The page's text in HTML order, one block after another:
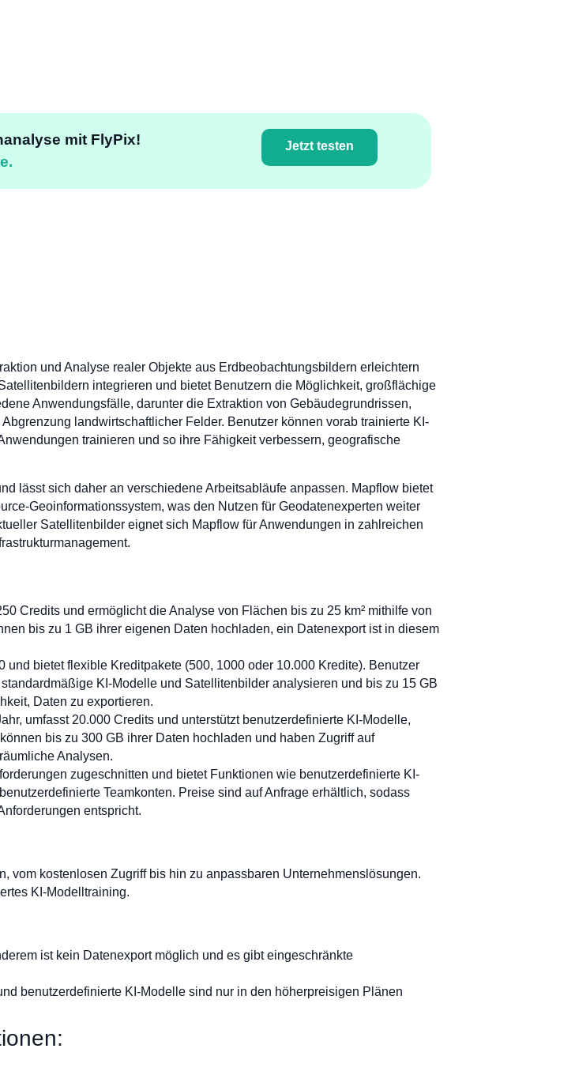
mit FlyPix!
Jetzt testen
und Analyse realer Objekte aus Erdbeobachtungsbildern erleichtern
integrieren und bietet Benutzern die Möglichkeit, großflächige
Anwendungsfälle, darunter die Extraktion von Gebäudegrundrissen,
landwirtschaftlicher Felder. Benutzer können vorab trainierte KI-
trainieren und so ihre Fähigkeit verbessern, geografische
lässt sich daher an verschiedene Arbeitsabläufe anpassen. Mapflow bietet
Geoinformationssystem, was den Nutzen für Geodatenexperten weiter
Satellitenbilder eignet sich Mapflow für Anwendungen in zahlreichen
Credits und ermöglicht die Analyse von Flächen bis zu 25 km² mithilfe von
bis zu 1 GB ihrer eigenen Daten hochladen, ein Datenexport ist in diesem
bietet flexible Kreditpakete (500, 1000 oder 10.000 Kredite). Benutzer
KI-Modelle und Satellitenbilder analysieren und bis zu 15 GB
Daten zu exportieren.
umfasst 20.000 Credits und unterstützt benutzerdefinierte KI-Modelle,
bis zu 300 GB ihrer Daten hochladen und haben Zugriff auf
Analysen.
zugeschnitten und bietet Funktionen wie benutzerdefinierte KI-
Teamkonten. Preise sind auf Anfrage erhältlich, sodass
entspricht.
vom kostenlosen Zugriff bis hin zu anpassbaren Unternehmenslösungen.
KI-Modelltraining.
ist kein Datenexport möglich und es gibt eingeschränkte
benutzerdefinierte KI-Modelle sind nur in den höherpreisigen Plänen